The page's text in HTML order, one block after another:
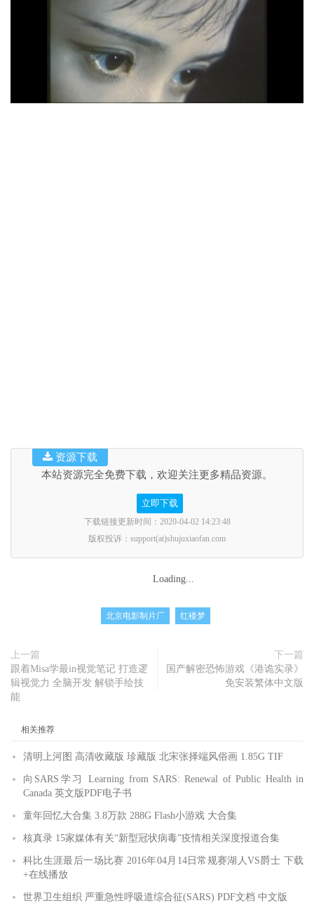
本站资源完全免费下载，欢迎关注更多精品资源。
立即下载
下载链接更新时间：2020-04-02 14:23:48
版权投诉：support(at)shujuxiaofan.com
资源下载
Loading...
北京电影制片厂 红楼梦
上一篇
跟着Misa学最in视觉笔记 打造逻
辑视觉力 全脑开发 解锁手绘技
能
下一篇
国产解密恐怖游戏《港诡实录》
免安装繁体中文版
相关推荐
清明上河图 高清收藏版 珍藏版 北宋张择端风俗画 1.85G TIF
向SARS学习 Learning from SARS: Renewal of Public Health in
Canada 英文版PDF电子书
童年回忆大合集 3.8万款 288G Flash小游戏 大合集
核真录 15家媒体有关“新型冠状病毒”疫情相关深度报道合集
科比生涯最后一场比赛 2016年04月14日常规赛湖人VS爵士 下载
+在线播放
世界卫生组织 严重急性呼吸道综合征(SARS) PDF文档 中文版